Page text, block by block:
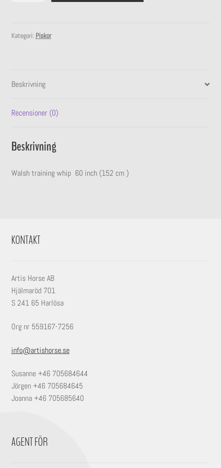
Kategori: Piskor
Beskrivning
Recensioner (0)
Beskrivning
Walsh training whip 60 inch (152 cm )
KONTAKT
Artis Horse AB
Hjälmaröd 701
S 241 65 Harlösa
Org nr 559167-7256
info@artishorse.se
Susanne +46 705684644
Jörgen +46 705684645
Joanna +46 705685640
AGENT FÖR